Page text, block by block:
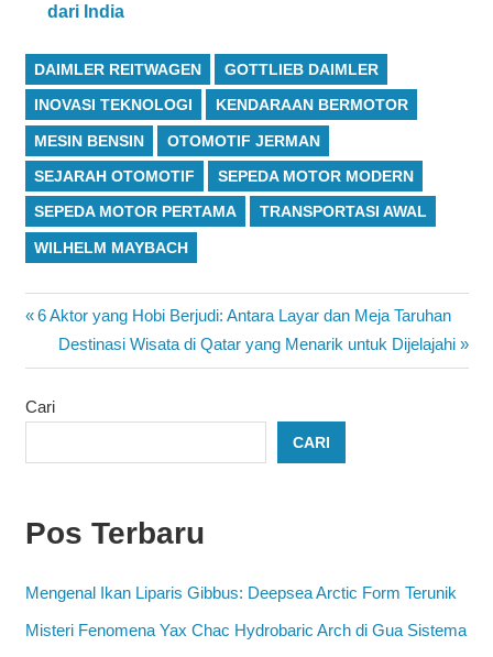
dari India
DAIMLER REITWAGEN GOTTLIEB DAIMLER
INOVASI TEKNOLOGI KENDARAAN BERMOTOR
MESIN BENSIN OTOMOTIF JERMAN
SEJARAH OTOMOTIF SEPEDA MOTOR MODERN
SEPEDA MOTOR PERTAMA TRANSPORTASI AWAL
WILHELM MAYBACH
Navigasi
pos
Previous
Post:
6 Aktor yang Hobi Berjudi: Antara Layar dan Meja Taruhan
Next
Post:
Destinasi Wisata di Qatar yang Menarik untuk Dijelajahi
Cari
CARI
Pos Terbaru
Mengenal Ikan Liparis Gibbus: Deepsea Arctic Form Terunik
Misteri Fenomena Yax Chac Hydrobaric Arch di Gua Sistema